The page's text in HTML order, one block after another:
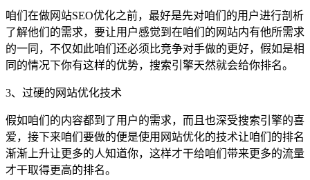
咱们在做网站SEO优化之前，最好是先对咱们的用户进行剖析
了解他们的需求，要让用户感觉到在咱们的网站内有他所需求
的一同，不仅如此咱们还必须比竞争对手做的更好，假如是相
同的情况下你有这样的优势，搜索引擎天然就会给你排名。
3、过硬的网站优化技术
假如咱们的内容都到了用户的需求，而且也深受搜索引擎的喜
爱，接下来咱们要做的便是使用网站优化的技术让咱们的排名
渐渐上升让更多的人知道你，这样才干给咱们带来更多的流量
才干取得更高的排名。